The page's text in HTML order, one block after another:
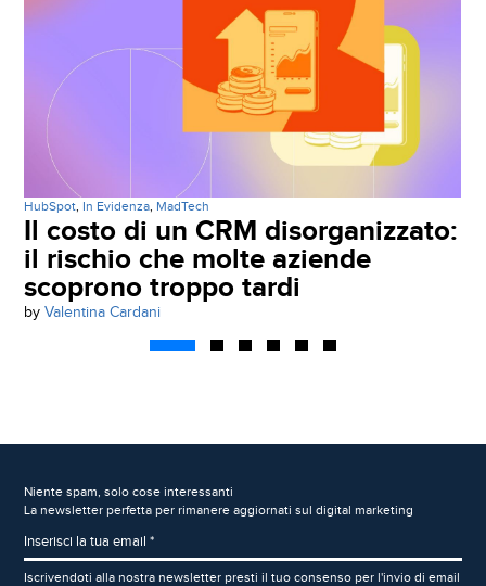
HubSpot, In Evidenza, MadTech
Il costo di un CRM disorganizzato:
il rischio che molte aziende
scoprono troppo tardi
byValentina Cardani
Niente spam, solo cose interessanti
La newsletter perfetta per rimanere aggiornati sul digital marketing
Iscrivendoti alla nostra newsletter presti il tuo consenso per l'invio di email